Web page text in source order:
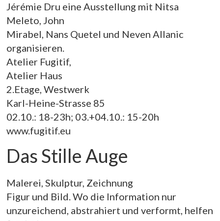
Jérémie Dru eine Ausstellung mit Nitsa
Meleto, John
Mirabel, Nans Quetel und Neven Allanic
organisieren.
Atelier Fugitif,
Atelier Haus
2.Etage, Westwerk
Karl-Heine-Strasse 85
02.10.: 18-23h; 03.+04.10.: 15-20h
www.fugitif.eu
Das Stille Auge
Malerei, Skulptur, Zeichnung
Figur und Bild. Wo die Information nur
unzureichend, abstrahiert und verformt, helfen